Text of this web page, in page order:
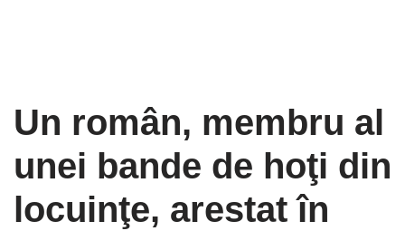
Un român, membru al
unei bande de hoţi din
locuinţe, arestat în